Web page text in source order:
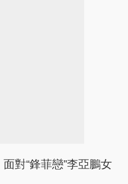
對“鋒菲戀”李亞鵬女